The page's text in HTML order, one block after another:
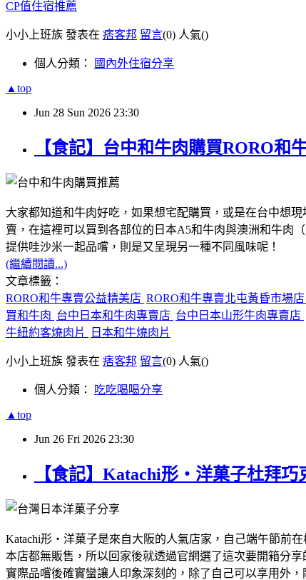
CP值住宿推薦
小小上班族 發表在 痞客邦 留言(0) 人氣()
個人分類： 國內外住宿分享
▲top
Jun 28 Sun 2026 23:30
【食記】台中和牛肉購買RORO
大家都知道和牛肉好吃，如果想宅配購買，或是在台中想
賣，在這裡可以買到各部位的日本A5和牛肉與澳洲和牛肉
提供哇沙米一起品嚐，則是又呈現另一種不同風味呢！
(繼續閱讀...)
文章標籤：
RORO和牛專賣公益精美店 RORO和牛專賣北屯黃昏市場店
買和牛肉 台中日本和牛肉專賣店 台中日本山形牛肉專賣店
牛紐約客燒肉片
日本和牛燒肉片
小小上班族 發表在 痞客邦 留言(0) 人氣()
個人分類： 吃吃喝喝分享
▲top
Jun 26 Fri 2026 23:30
【食記】Katachi形‧洋菓子杜拜
Katachi形‧洋菓子是來自大阪的人氣店家，自己端午節前
本店都無販售，所以回家後就透過官網選了這次要開箱分
實際品嚐後確實蠻讓人印象深刻的，除了自己可以享用外